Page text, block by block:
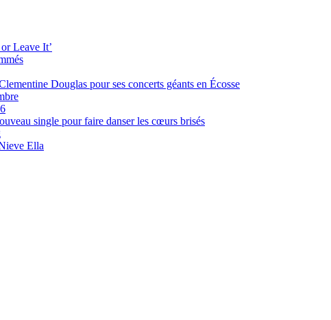
Leave It’
Douglas pour ses concerts géants en Écosse
single pour faire danser les cœurs brisés
Ella